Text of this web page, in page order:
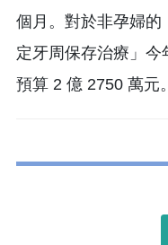
個月。對於非孕婦
定牙周保存治療」今
預算 2 億 2750 萬元。